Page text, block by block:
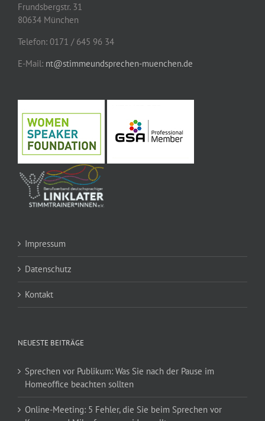
Frundsbergstr. 31
80634 München
Telefon: 0171 / 645 96 34
E-Mail: nt@stimmeundsprechen-muenchen.de
Impressum
Datenschutz
Kontakt
NEUESTE BEITRÄGE
Sprechen vor Publikum: Was Sie nach der Pause im
Homeoffice beachten sollten
Online-Meeting: 5 Fehler, die Sie beim Sprechen vor